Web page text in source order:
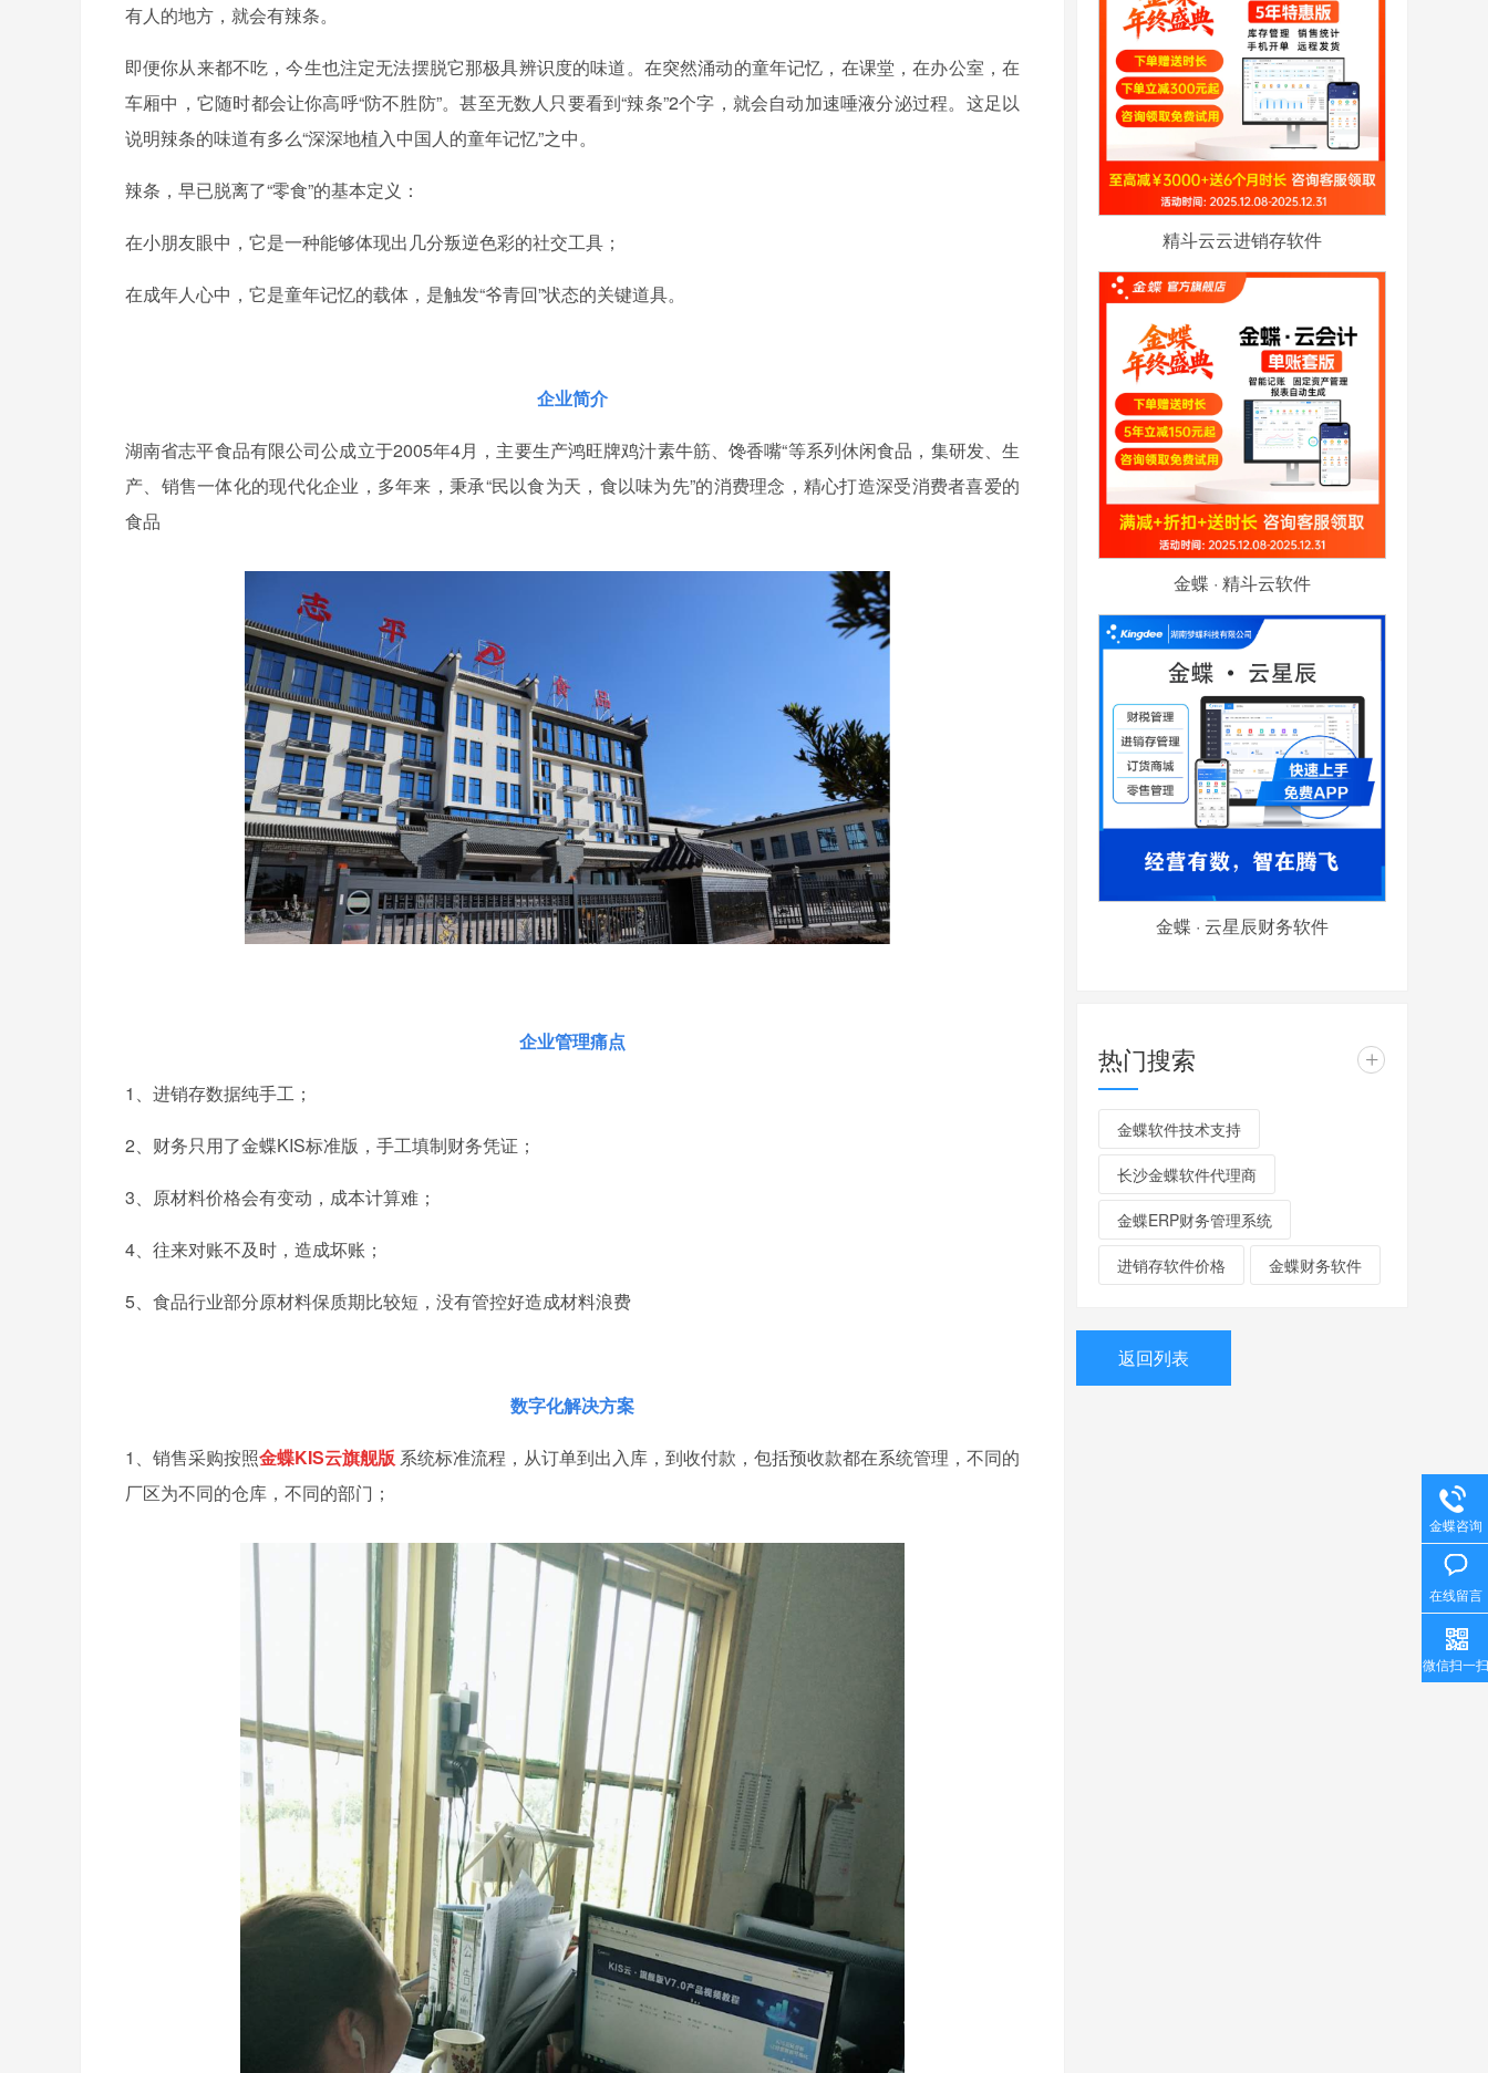
有人的地方，就会有辣条。
即便你从来都不吃，今生也注定无法摆脱它那极具辨识度的味道。在突然涌动的童年记忆，在课堂，在办公室，在
车厢中，它随时都会让你高呼“防不胜防”。甚至无数人只要看到“辣条”2个字，就会自动加速唾液分泌过程。这足以
说明辣条的味道有多么“深深地植入中国人的童年记忆”之中。
辣条，早已脱离了“零食”的基本定义：
在小朋友眼中，它是一种能够体现出几分叛逆色彩的社交工具；
在成年人心中，它是童年记忆的载体，是触发“爷青回”状态的关键道具。
企业简介
湖南省志平食品有限公司公成立于2005年4月，主要生产鸿旺牌鸡汁素牛筋、馋香嘴“等系列休闲食品，集研发、生
产、销售一体化的现代化企业，多年来，秉承“民以食为天，食以味为先”的消费理念，精心打造深受消费者喜爱的
食品
企业管理痛点
1、进销存数据纯手工；
2、财务只用了金蝶KIS标准版，手工填制财务凭证；
3、原材料价格会有变动，成本计算难；
4、往来对账不及时，造成坏账；
5、食品行业部分原材料保质期比较短，没有管控好造成材料浪费
数字化解决方案
1、销售采购按照金蝶KIS云旗舰版 系统标准流程，从订单到出入库，到收付款，包括预收款都在系统管理，不同的
厂区为不同的仓库，不同的部门；
精斗云云进销存软件
金蝶 · 精斗云软件
金蝶 · 云星辰财务软件
热门搜索 +
金蝶软件技术支持
长沙金蝶软件代理商
金蝶ERP财务管理系统
进销存软件价格 金蝶财务软件
返回列表
金蝶咨询
在线留言
微信扫一扫